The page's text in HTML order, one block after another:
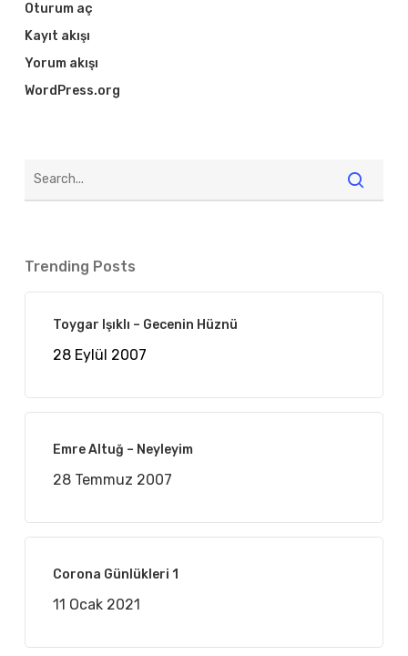
Oturum aç
Kayıt akışı
Yorum akışı
WordPress.org
Trending Posts
Toygar Işıklı – Gecenin Hüznü
28 Eylül 2007
Emre Altuğ – Neyleyim
28 Temmuz 2007
Corona Günlükleri 1
11 Ocak 2021